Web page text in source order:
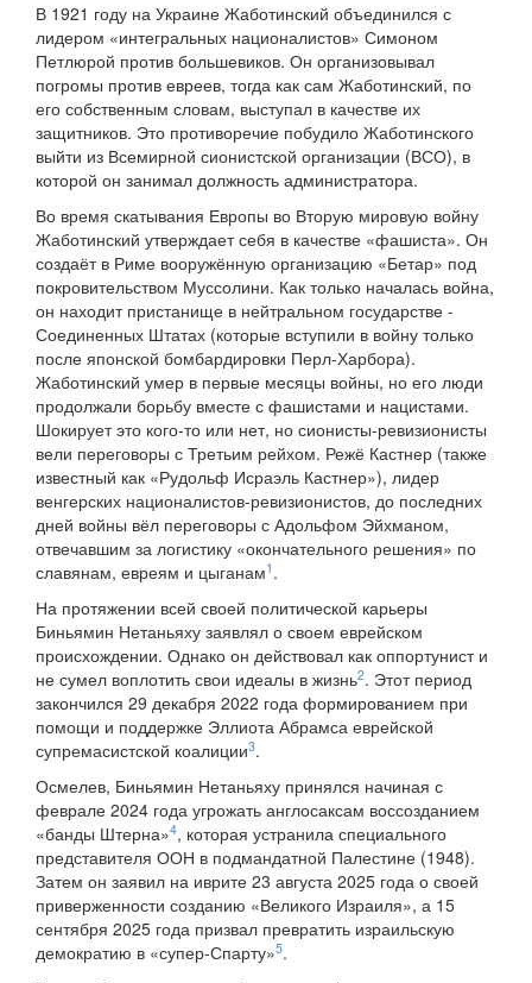
В 1921 году на Украине Жаботинский объединился с
лидером «интегральных националистов» Симоном
Петлюрой против большевиков. Он организовывал
погромы против евреев, тогда как сам Жаботинский, по
его собственным словам, выступал в качестве их
защитников. Это противоречие побудило Жаботинского
выйти из Всемирной сионистской организации (ВСО), в
которой он занимал должность администратора.
Во время скатывания Европы во Вторую мировую войну
Жаботинский утверждает себя в качестве «фашиста». Он
создаёт в Риме вооружённую организацию «Бетар» под
покровительством Муссолини. Как только началась война,
он находит пристанище в нейтральном государстве -
Соединенных Штатах (которые вступили в войну только
после японской бомбардировки Перл-Харбора).
Жаботинский умер в первые месяцы войны, но его люди
продолжали борьбу вместе с фашистами и нацистами.
Шокирует это кого-то или нет, но сионисты-ревизионисты
вели переговоры с Третьим рейхом. Режё Кастнер (также
известный как «Рудольф Исраэль Кастнер»), лидер
венгерских националистов-ревизионистов, до последних
дней войны вёл переговоры с Адольфом Эйхманом,
отвечавшим за логистику «окончательного решения» по
славянам, евреям и цыганам1 .
На протяжении всей своей политической карьеры
Биньямин Нетаньяху заявлял о своем еврейском
происхождении. Однако он действовал как оппортунист и
не сумел воплотить свои идеалы в жизнь2. Этот период
закончился 29 декабря 2022 года формированием при
помощи и поддержке Эллиота Абрамса еврейской
супремасистской коалиции3.
Осмелев, Биньямин Нетаньяху принялся начиная с
феврале 2024 года угрожать англосаксам воссозданием
«банды Штерна»4, которая устранила специального
представителя ООН в подмандатной Палестине (1948).
Затем он заявил на иврите 23 августа 2025 года о своей
приверженности созданию «Великого Израиля», а 15
сентября 2025 года призвал превратить израильскую
демократию в «супер-Спарту»5.